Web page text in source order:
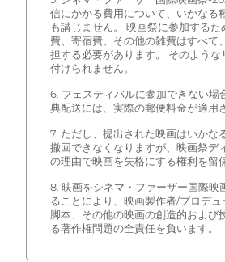
信にかかる費用について、いかなる
も講じません。 映画祭に参加するた
費、寄宿費、その他の雑費はすべて
担する必要があります。 そのような
付けられません。
6. フェスティバルに参加できない場
典配送には、実際の郵便料金が適用
7. ただし、提出された映画はいかな
撤回できなくなりますが、映画祭デ
の理由で映画を失格にする権利を留
8. 映画をシネマ・ファーザー国際映
ることにより、映画製作者/プロデュ
脚本、その他の映画の創造的および
る著作権問題の全責任を負います。